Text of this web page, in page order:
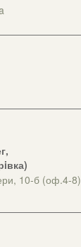
10-б (оф.4-8)